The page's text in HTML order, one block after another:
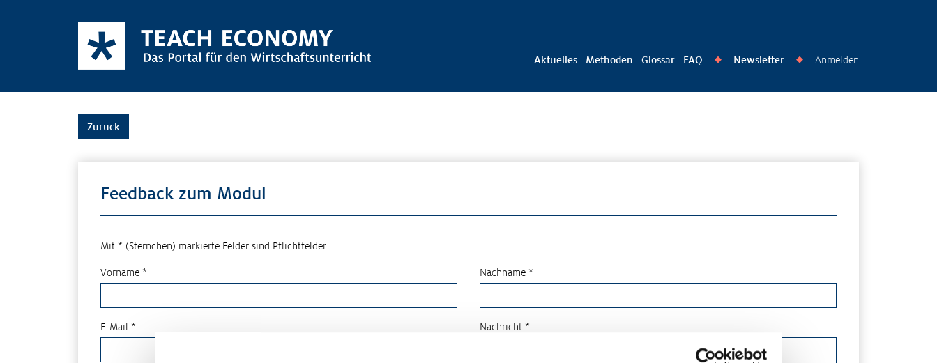
Aktuelles Methoden Glossar FAQ ◆ Newsletter ◆ Anmelden
Zurück
Feedback zum Modul
Mit * (Sternchen) markierte Felder sind Pflichtfelder.
Vorname * Nachname *
E-Mail * Nachricht *